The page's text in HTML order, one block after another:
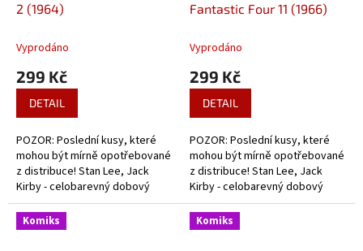
2 (1964)
Vyprodáno
299 Kč
DETAIL
POZOR: Poslední kusy, které
mohou být mírně opotřebované
z distribuce! Stan Lee, Jack
Kirby - celobarevný dobový
komiks o začátcích X-Menů.
Fantastic Four 11 (1966)
Vyprodáno
299 Kč
DETAIL
POZOR: Poslední kusy, které
mohou být mírně opotřebované
z distribuce! Stan Lee, Jack
Kirby - celobarevný dobový
komiks o začátcích Fantastic
Four.
Komiks Komiks